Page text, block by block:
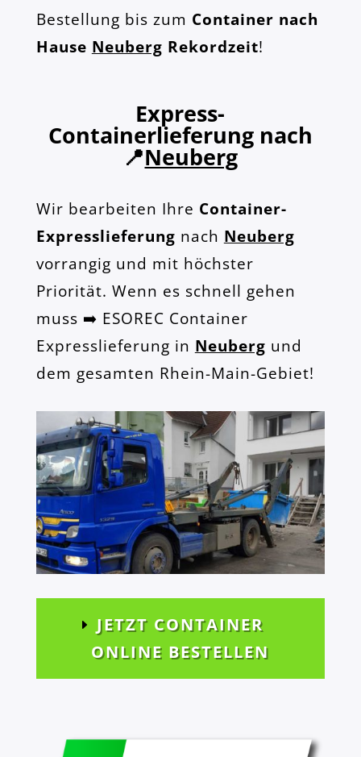
Bestellung bis zum Container nach
Hause Neuberg Rekordzeit!
Express-
Containerlieferung nach
📍Neuberg
Wir bearbeiten Ihre Container-
Expresslieferung nach Neuberg
vorrangig und mit höchster
Priorität. Wenn es schnell gehen
muss ➡️ ESOREC Container
Expresslieferung in Neuberg und
dem gesamten Rhein-Main-Gebiet!
JETZT CONTAINER
ONLINE BESTELLEN